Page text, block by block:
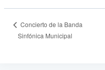
Concierto de la Banda
Sinfónica Municipal